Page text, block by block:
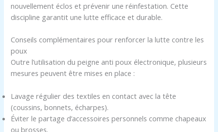
nouvellement éclos et prévenir une réinfestation. Cette
discipline garantit une lutte efficace et durable.
Conseils complémentaires pour renforcer la lutte contre les
poux
Outre l’utilisation du peigne anti poux électronique, plusieurs
mesures peuvent être mises en place :
Lavage régulier des textiles en contact avec la tête
(coussins, bonnets, écharpes).
Éviter le partage d’accessoires personnels comme chapeaux
ou brosses.